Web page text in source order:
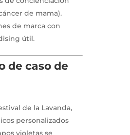
de mama).
de marca con
útil.
de caso de
de la Lavanda,
personalizados
violetas se